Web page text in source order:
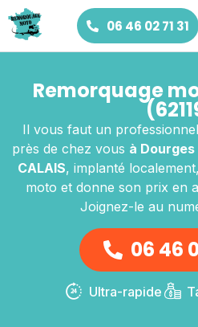
06 46 02 71 31
Remorquage
Il vous faut un
près de chez vous à Dourges
CALAIS, implanté
moto et donne son prix en
Joignez-le au
06 46
Ultra-rapide